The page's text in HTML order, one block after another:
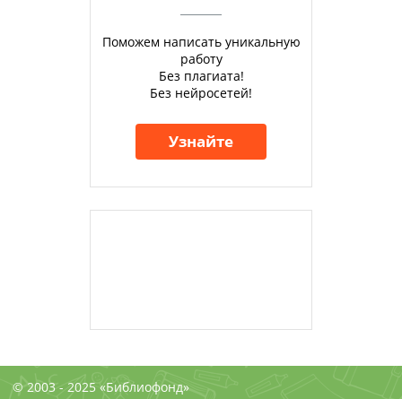
Поможем написать уникальную
работу
Без плагиата!
Без нейросетей!
Узнайте
© 2003 - 2025 «Библиофонд»